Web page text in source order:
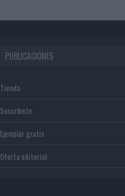
PUBLICACIONES
Tienda
Suscríbete
Ejemplar gratis
Oferta editorial